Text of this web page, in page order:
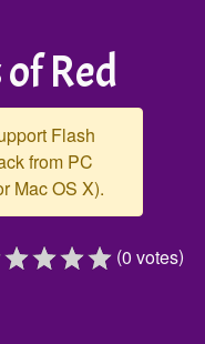
Red
Flash
from PC
Mac OS X).
(0 votes)